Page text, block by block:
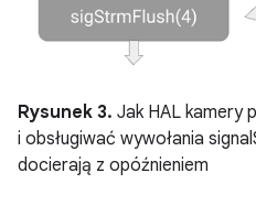
Rysunek 3. Jak HAL kamery
i obsługiwać wywołania
docierają z opóźnieniem